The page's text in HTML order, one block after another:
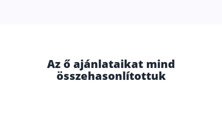
Az ő ajánlataikat mind
összehasonlítottuk